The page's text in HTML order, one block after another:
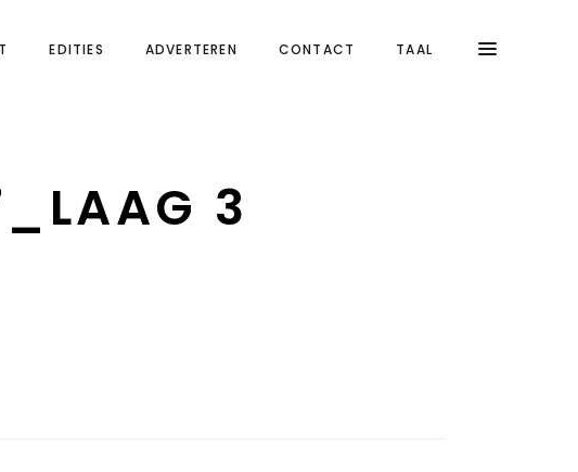
EDITIES ADVERTEREN CONTACT TAAL
3